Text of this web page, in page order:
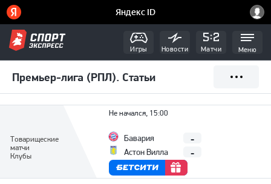
Игры Новости Матчи Меню
Премьер-лига (РПЛ). Статьи
Товарищеские
матчи
Клубы
Не начался, 15:00
Бавария
Астон Вилла
-
-